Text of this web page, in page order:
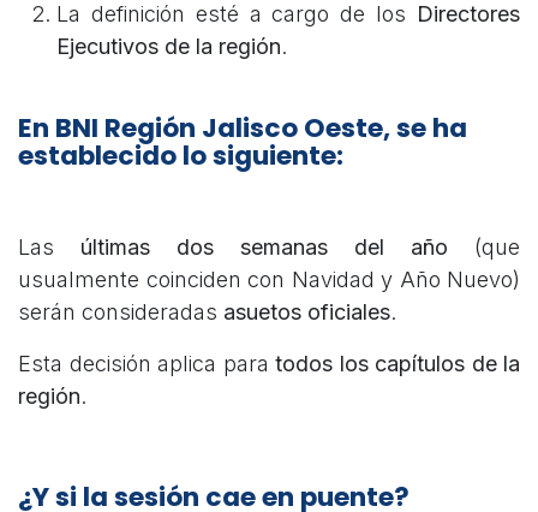
La definición esté a cargo de los Directores
Ejecutivos de la región.
En BNI Región Jalisco Oeste, se ha
establecido lo siguiente:
Las últimas dos semanas del año (que
usualmente coinciden con Navidad y Año Nuevo)
serán consideradas asuetos oficiales.
Esta decisión aplica para todos los capítulos de la
región.
¿Y si la sesión cae en puente?